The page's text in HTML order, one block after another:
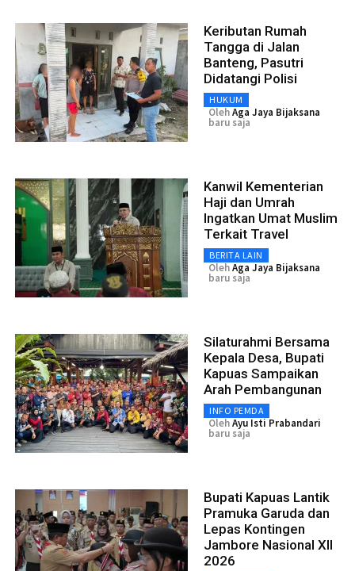
Keributan Rumah
Tangga di Jalan
Banteng, Pasutri
Didatangi Polisi
HUKUM
OlehAga Jaya Bijaksana
baru saja
Kanwil Kementerian
Haji dan Umrah
Ingatkan Umat Muslim
Terkait Travel
BERITA LAIN
OlehAga Jaya Bijaksana
baru saja
Silaturahmi Bersama
Kepala Desa, Bupati
Kapuas Sampaikan
Arah Pembangunan
INFO PEMDA
OlehAyu Isti Prabandari
baru saja
Bupati Kapuas Lantik
Pramuka Garuda dan
Lepas Kontingen
Jambore Nasional XII
2026